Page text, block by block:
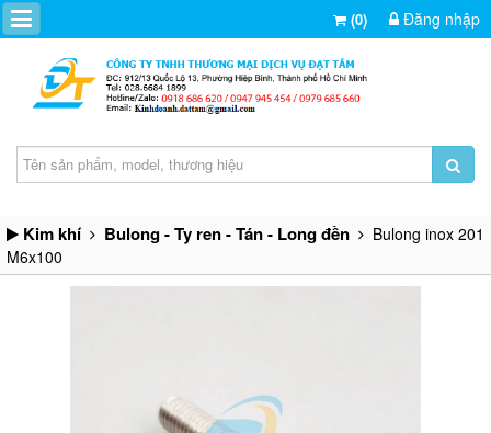
(0) Đăng nhập
Kim khí Bulong - Ty ren - Tán - Long đền
Bulong inox 201
M6x100